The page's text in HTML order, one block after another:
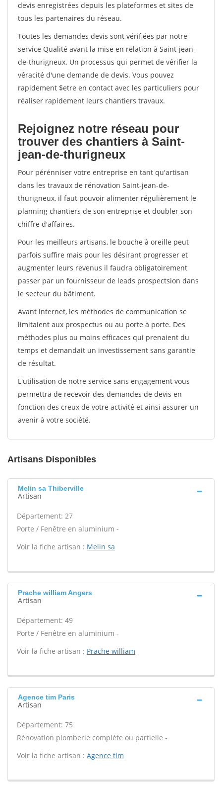
devis enregistrées depuis les plateformes et sites de
tous les partenaires du réseau.
Toutes les demandes devis sont vérifiées par notre
service Qualité avant la mise en relation à Saint-jean-
de-thurigneux. Un processus qui permet de vérifier la
véracité d'une demande de devis. Vous pouvez
rapidement $etre en contact avec les particuliers pour
réaliser rapidement leurs chantiers travaux.
Rejoignez notre réseau pour
trouver des chantiers à Saint-
jean-de-thurigneux
Pour pérénniser votre entreprise en tant qu'artisan
dans les travaux de rénovation Saint-jean-de-
thurigneux, il faut pouvoir alimenter régulièrement le
planning chantiers de son entreprise et doubler son
chiffre d'affaires.
Pour les meilleurs artisans, le bouche à oreille peut
parfois suffire mais pour les désirant progresser et
augmenter leurs revenus il faudra obligatoirement
passer par un fournisseur de leads prospectsion dans
le secteur du bâtiment.
Avant internet, les méthodes de communication se
limitaient aux prospectus ou au porte à porte. Des
méthodes plus ou moins efficaces qui prenaient du
temps et demandait un investissement sans garantie
de résultat.
L'utilisation de notre service sans engagement vous
permettra de recevoir des demandes de devis en
fonction des creux de votre activité et ainsi assurer un
avenir à votre société.
Artisans Disponibles
Melin sa Thiberville
Artisan
Département: 27
Porte / Fenêtre en aluminium -
Voir la fiche artisan : Melin sa
Prache william Angers
Artisan
Département: 49
Porte / Fenêtre en aluminium -
Voir la fiche artisan : Prache william
Agence tim Paris
Artisan
Département: 75
Rénovation plomberie complète ou partielle -
Voir la fiche artisan : Agence tim